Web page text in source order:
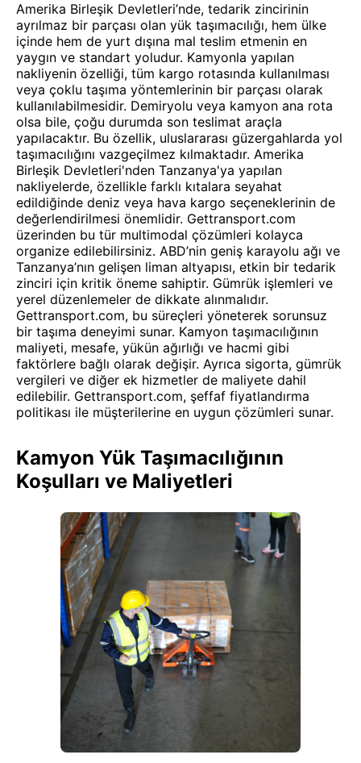
Amerika Birleşik Devletleri’nde, tedarik zincirinin
ayrılmaz bir parçası olan yük taşımacılığı, hem ülke
içinde hem de yurt dışına mal teslim etmenin en
yaygın ve standart yoludur. Kamyonla yapılan
nakliyenin özelliği, tüm kargo rotasında kullanılması
veya çoklu taşıma yöntemlerinin bir parçası olarak
kullanılabilmesidir. Demiryolu veya kamyon ana rota
olsa bile, çoğu durumda son teslimat araçla
yapılacaktır. Bu özellik, uluslararası güzergahlarda yol
taşımacılığını vazgeçilmez kılmaktadır. Amerika
Birleşik Devletleri'nden Tanzanya'ya yapılan
nakliyelerde, özellikle farklı kıtalara seyahat
edildiğinde deniz veya hava kargo seçeneklerinin de
değerlendirilmesi önemlidir. Gettransport.com
üzerinden bu tür multimodal çözümleri kolayca
organize edilebilirsiniz. ABD’nin geniş karayolu ağı ve
Tanzanya’nın gelişen liman altyapısı, etkin bir tedarik
zinciri için kritik öneme sahiptir. Gümrük işlemleri ve
yerel düzenlemeler de dikkate alınmalıdır.
Gettransport.com, bu süreçleri yöneterek sorunsuz
bir taşıma deneyimi sunar. Kamyon taşımacılığının
maliyeti, mesafe, yükün ağırlığı ve hacmi gibi
faktörlere bağlı olarak değişir. Ayrıca sigorta, gümrük
vergileri ve diğer ek hizmetler de maliyete dahil
edilebilir. Gettransport.com, şeffaf fiyatlandırma
politikası ile müşterilerine en uygun çözümleri sunar.
Kamyon Yük Taşımacılığının
Koşulları ve Maliyetleri